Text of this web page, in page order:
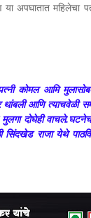
अपघातात महिलेचा
कोमल आमि
आणि त्याचवेळी
दोघेही वाचले.घटनेची
राजा येथे